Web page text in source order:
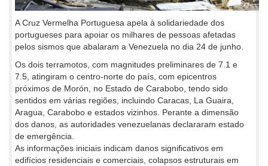
A Cruz Vermelha Portuguesa apela à solidariedade dos
portugueses para apoiar os milhares de pessoas afetadas
pelos sismos que abalaram a Venezuela no dia 24 de junho.
Os dois terramotos, com magnitudes preliminares de 7.1 e
7.5, atingiram o centro-norte do país, com epicentros
próximos de Morón, no Estado de Carabobo, tendo sido
sentidos em várias regiões, incluindo Caracas, La Guaira,
Aragua, Carabobo e estados vizinhos. Perante a dimensão
dos danos, as autoridades venezuelanas declararam estado
de emergência.
As informações iniciais indicam danos significativos em
edifícios residenciais e comerciais, colapsos estruturais em